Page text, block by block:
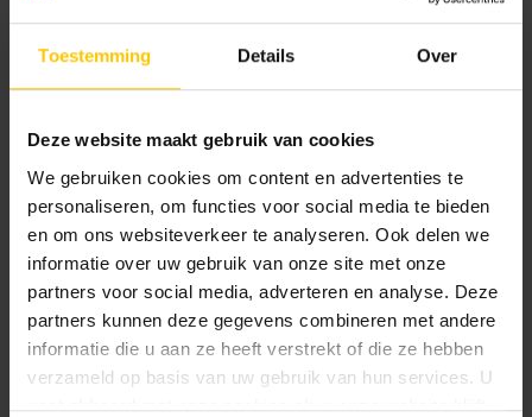
Toestemming Details Over
Deze website maakt gebruik van cookies
We gebruiken cookies om content en advertenties te
personaliseren, om functies voor social media te bieden
en om ons websiteverkeer te analyseren. Ook delen we
informatie over uw gebruik van onze site met onze
partners voor social media, adverteren en analyse. Deze
partners kunnen deze gegevens combineren met andere
informatie die u aan ze heeft verstrekt of die ze hebben
verzameld op basis van uw gebruik van hun services. U
gaat akkoord met onze cookies als u onze website blijft
Kleur
Asfalto Bruno